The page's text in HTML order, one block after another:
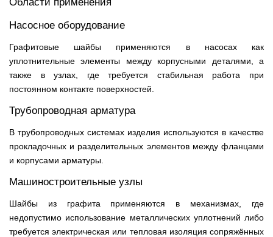
Насосное оборудование
Графитовые шайбы применяются в насосах как
уплотнительные элементы между корпусными деталями, а
также в узлах, где требуется стабильная работа при
постоянном контакте поверхностей.
Трубопроводная арматура
В трубопроводных системах изделия используются в качестве
прокладочных и разделительных элементов между фланцами
и корпусами арматуры.
Машиностроительные узлы
Шайбы из графита применяются в механизмах, где
недопустимо использование металлических уплотнений либо
требуется электрическая или тепловая изоляция сопряжённых